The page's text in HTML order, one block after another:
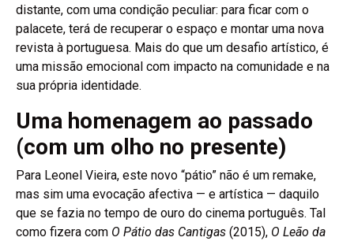
distante, com uma condição peculiar: para ficar com o
palacete, terá de recuperar o espaço e montar uma nova
revista à portuguesa. Mais do que um desafio artístico, é
uma missão emocional com impacto na comunidade e na
sua própria identidade.
Uma homenagem ao passado
(com um olho no presente)
Para Leonel Vieira, este novo “pátio” não é um remake,
mas sim uma evocação afectiva — e artística — daquilo
que se fazia no tempo de ouro do cinema português. Tal
como fizera com O Pátio das Cantigas (2015), O Leão da